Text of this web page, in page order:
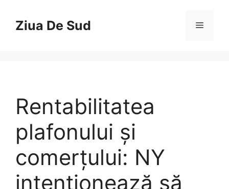
contentZiua De Sud Menu
Rentabilitatea
plafonului și
comerțului: NY
intenționează să